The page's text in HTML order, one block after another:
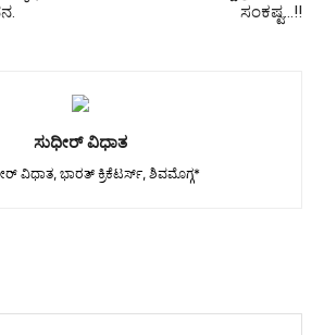
ಸಂಕಷ್ಟ…!!
ಸುಧೀರ್ ವಿಧಾತ
ವಿಧಾತ, ಭಾರತ್ ಕ್ರಿಕೆಟರ್ಸ್, ಶಿವಮೊಗ್ಗ*